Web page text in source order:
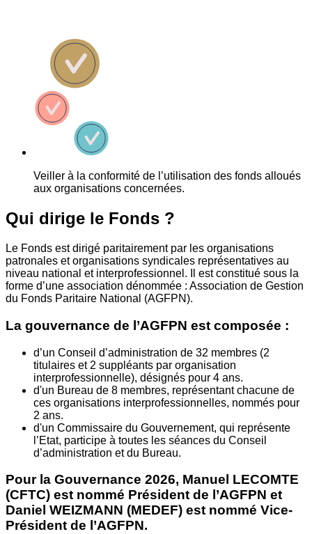
Veiller à la conformité de l’utilisation des fonds alloués
aux organisations concernées.
Qui dirige le Fonds ?
Le Fonds est dirigé paritairement par les organisations
patronales et organisations syndicales représentatives au
niveau national et interprofessionnel. Il est constitué sous la
forme d’une association dénommée : Association de Gestion
du Fonds Paritaire National (AGFPN).
La gouvernance de l’AGFPN est composée :
d’un Conseil d’administration de 32 membres (2
titulaires et 2 suppléants par organisation
interprofessionnelle), désignés pour 4 ans.
d'un Bureau de 8 membres, représentant chacune de
ces organisations interprofessionnelles, nommés pour
2 ans.
d'un Commissaire du Gouvernement, qui représente
l’Etat, participe à toutes les séances du Conseil
d’administration et du Bureau.
Pour la Gouvernance 2026, Manuel LECOMTE
(CFTC) est nommé Président de l’AGFPN et
Daniel WEIZMANN (MEDEF) est nommé Vice-
Président de l’AGFPN.